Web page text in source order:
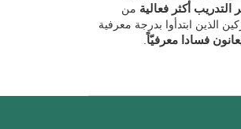
أكثر فعالية من
الذين ابتدأوا بدرجة معرفية
فسادا معرفيّاً